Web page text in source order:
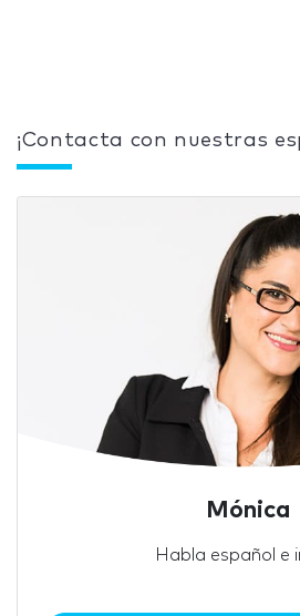
¡Contacta con nuestras
Mónica
Habla español e